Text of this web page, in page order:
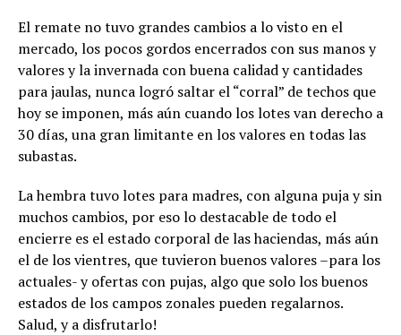
El remate no tuvo grandes cambios a lo visto en el
mercado, los pocos gordos encerrados con sus manos y
valores y la invernada con buena calidad y cantidades
para jaulas, nunca logró saltar el “corral” de techos que
hoy se imponen, más aún cuando los lotes van derecho a
30 días, una gran limitante en los valores en todas las
subastas.
La hembra tuvo lotes para madres, con alguna puja y sin
muchos cambios, por eso lo destacable de todo el
encierre es el estado corporal de las haciendas, más aún
el de los vientres, que tuvieron buenos valores –para los
actuales- y ofertas con pujas, algo que solo los buenos
estados de los campos zonales pueden regalarnos.
Salud, y a disfrutarlo!